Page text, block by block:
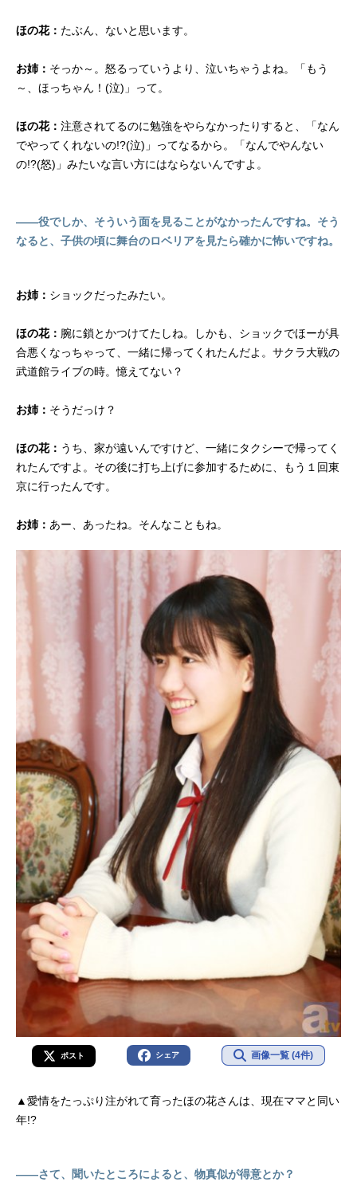
ほの花： たぶん、ないと思います。
お姉： そっか～。怒るっていうより、泣いちゃうよね。「もう
～、ほっちゃん！(泣)」って。
ほの花： 注意されてるのに勉強をやらなかったりすると、「なん
でやってくれないの!?(泣)」ってなるから。「なんでやんない
の!?(怒)」みたいな言い方にはならないんですよ。
――役でしか、そういう面を見ることがなかったんですね。そう
なると、子供の頃に舞台のロベリアを見たら確かに怖いですね。
お姉： ショックだったみたい。
ほの花： 腕に鎖とかつけてたしね。しかも、ショックでほーが具
合悪くなっちゃって、一緒に帰ってくれたんだよ。サクラ大戦の
武道館ライブの時。憶えてない？
お姉： そうだっけ？
ほの花： うち、家が遠いんですけど、一緒にタクシーで帰ってく
れたんですよ。その後に打ち上げに参加するために、もう１回東
京に行ったんです。
お姉： あー、あったね。そんなこともね。
ポスト シェア 画像一覧 (4件)
▲愛情をたっぷり注がれて育ったほの花さんは、現在ママと同い
年!?
――さて、聞いたところによると、物真似が得意とか？